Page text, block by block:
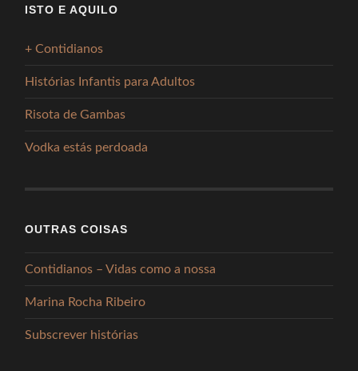
ISTO E AQUILO
+ Contidianos
Histórias Infantis para Adultos
Risota de Gambas
Vodka estás perdoada
OUTRAS COISAS
Contidianos – Vidas como a nossa
Marina Rocha Ribeiro
Subscrever histórias